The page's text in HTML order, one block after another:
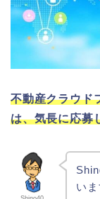
不動産クラウド
は、気長に応募
いま